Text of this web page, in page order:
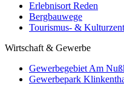
Erlebnisort Reden
Bergbauwege
Tourismus- &
Wirtschaft & Gewerbe
Gewerbegebiet Am
Gewerbepark